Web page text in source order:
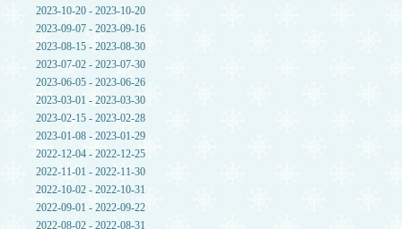
2023-10-20 - 2023-10-20
2023-09-07 - 2023-09-16
2023-08-15 - 2023-08-30
2023-07-02 - 2023-07-30
2023-06-05 - 2023-06-26
2023-03-01 - 2023-03-30
2023-02-15 - 2023-02-28
2023-01-08 - 2023-01-29
2022-12-04 - 2022-12-25
2022-11-01 - 2022-11-30
2022-10-02 - 2022-10-31
2022-09-01 - 2022-09-22
2022-08-02 - 2022-08-31